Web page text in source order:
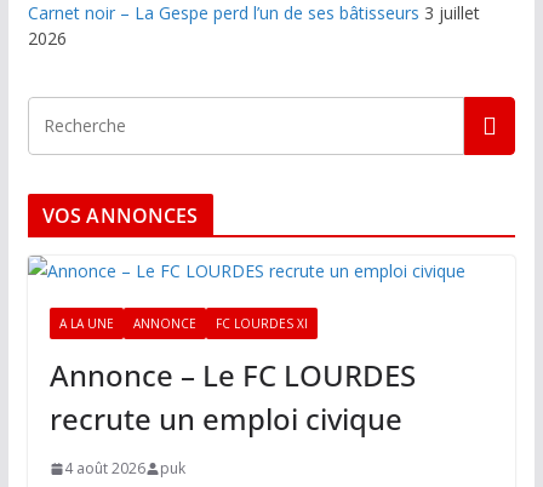
Carnet noir – La Gespe perd l’un de ses bâtisseurs 3 juillet
2026
VOS ANNONCES
A LA UNE ANNONCE FC LOURDES XI
Annonce – Le FC LOURDES
recrute un emploi civique
4 août 2026 puk